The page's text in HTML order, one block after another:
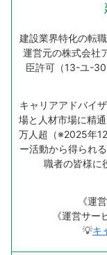
建設業界特化の転
運営元の株式会社
臣許可（13-ユ-
キャリアアドバイ
場と人材市場に精
万人超（※2025年
ー活動から得られ
職者の皆様に
《運
《運営サー
💡キ